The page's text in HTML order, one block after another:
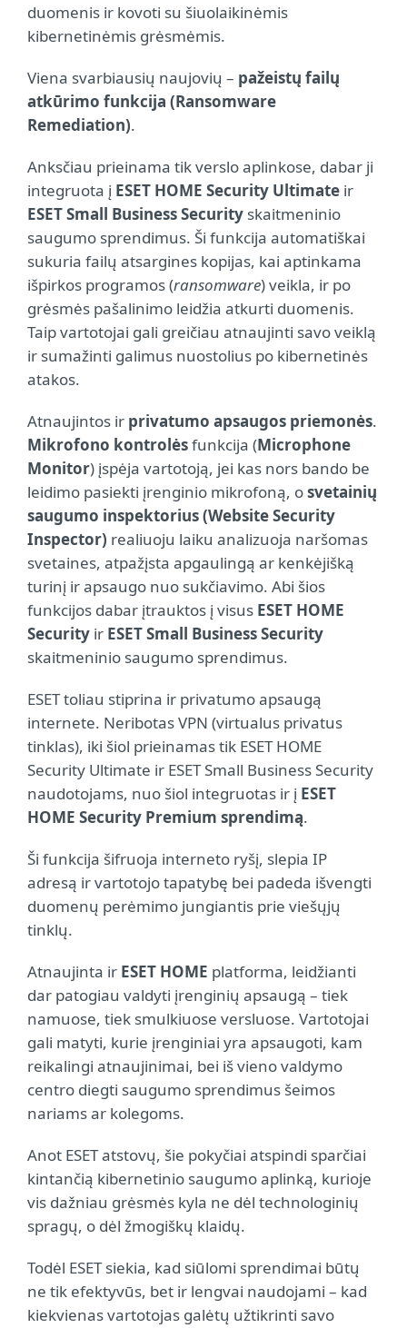
duomenis ir kovoti su šiuolaikinėmis
kibernetinėmis grėsmėmis.
Viena svarbiausių naujovių – pažeistų failų
atkūrimo funkcija (Ransomware
Remediation).
Anksčiau prieinama tik verslo aplinkose, dabar ji
integruota į ESET HOME Security Ultimate ir
ESET Small Business Security skaitmeninio
saugumo sprendimus. Ši funkcija automatiškai
sukuria failų atsargines kopijas, kai aptinkama
išpirkos programos (ransomware) veikla, ir po
grėsmės pašalinimo leidžia atkurti duomenis.
Taip vartotojai gali greičiau atnaujinti savo veiklą
ir sumažinti galimus nuostolius po kibernetinės
atakos.
Atnaujintos ir privatumo apsaugos priemonės.
Mikrofono kontrolėsfunkcija (Microphone
Monitor) įspėja vartotoją, jei kas nors bando be
leidimo pasiekti įrenginio mikrofoną, osvetainių
saugumo inspektorius (Website Security
Inspector) realiuoju laiku analizuoja naršomas
svetaines, atpažįsta apgaulingą ar kenkėjišką
turinį ir apsaugo nuo sukčiavimo. Abi šios
funkcijos dabar įtrauktos į visus ESET HOME
Security ir ESET Small Business Security
skaitmeninio saugumo sprendimus.
ESET toliau stiprina ir privatumo apsaugą
internete. Neribotas VPN (virtualus privatus
tinklas), iki šiol prieinamas tik ESET HOME
Security Ultimate ir ESET Small Business Security
naudotojams, nuo šiol integruotas ir į ESET
HOME Security Premium sprendimą.
Ši funkcija šifruoja interneto ryšį, slepia IP
adresą ir vartotojo tapatybę bei padeda išvengti
duomenų perėmimo jungiantis prie viešųjų
tinklų.
Atnaujinta ir ESET HOME platforma, leidžianti
dar patogiau valdyti įrenginių apsaugą – tiek
namuose, tiek smulkiuose versluose. Vartotojai
gali matyti, kurie įrenginiai yra apsaugoti, kam
reikalingi atnaujinimai, bei iš vieno valdymo
centro diegti saugumo sprendimus šeimos
nariams ar kolegoms.
Anot ESET atstovų, šie pokyčiai atspindi sparčiai
kintančią kibernetinio saugumo aplinką, kurioje
vis dažniau grėsmės kyla ne dėl technologinių
spragų, o dėl žmogiškų klaidų.
Todėl ESET siekia, kad siūlomi sprendimai būtų
ne tik efektyvūs, bet ir lengvai naudojami – kad
kiekvienas vartotojas galėtų užtikrinti savo